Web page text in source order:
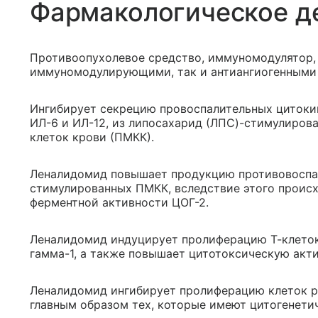
Фармакологическое
Противоопухолевое средство,
иммуномодулирующими, так и
Ингибирует секрецию провоспалительных
ИЛ-6 и ИЛ-12, из липосахарид (ЛПС)-
клеток крови (ПМКК).
Леналидомид повышает продукцию
стимулированных ПМКК, вследствие этого
ферментной активности ЦОГ-2.
Леналидомид индуцирует пролиферацию Т-
гамма-1, а также повышает цитотоксическую
Леналидомид ингибирует пролиферацию клеток
главным образом тех, которые имеют